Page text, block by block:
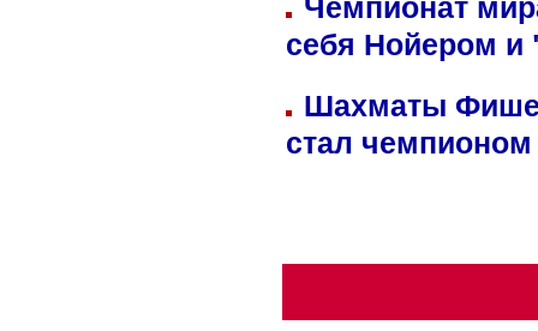
Чемпионат
себя Нойером и
Шахматы
стал